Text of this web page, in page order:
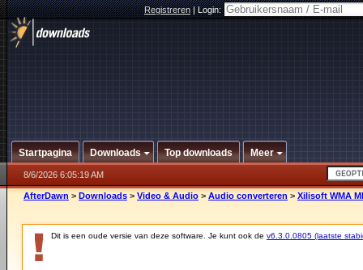
Registreren|Login:
Startpagina Downloads Top downloads Meer
8/6/2026 6:05:19 AM
AfterDawn > Downloads > Video & Audio > Audio converteren > Xilisoft WMA
Dit is een oude versie van deze software. Je kunt ook de v6.3.0.0805 (laatste